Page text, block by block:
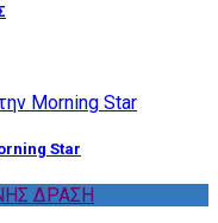
Star
ΔΡΑΣΗ